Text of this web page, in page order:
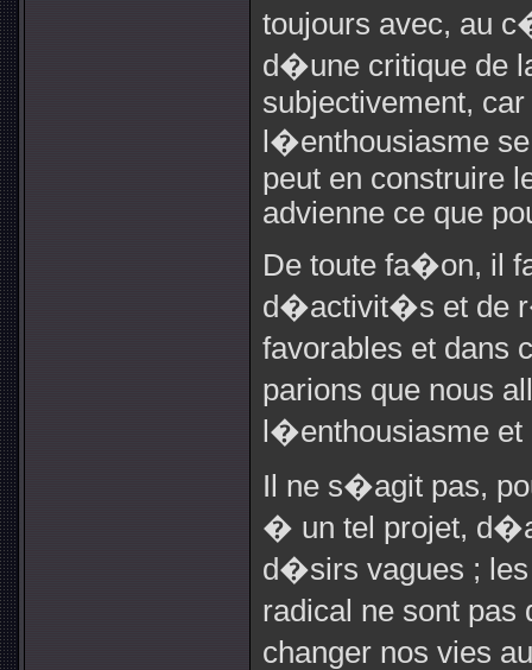
toujours avec, au
d�une critique de
subjectivement,
l�enthousiasme
peut en construire
advienne ce que
De toute fa�on, il
d�activit�s et de
favorables et
parions que nous
l�enthousiasme et
Il ne s�agit pas,
� un tel projet,
d�sirs vagues ; les
radical ne sont
changer nos vies